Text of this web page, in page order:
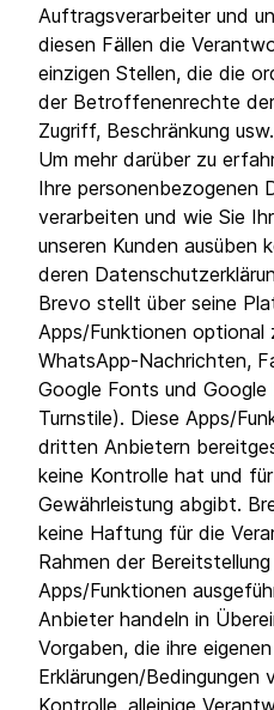
Auftragsverarbeiter und
diesen Fällen die
einzigen Stellen, die die
der Betroffenenrechte
Zugriff, Beschränkung
Um mehr darüber zu
Ihre personenbezogenen
verarbeiten und wie Sie
unseren Kunden ausüben
deren
Brevo stellt über seine
Apps/Funktionen optional
WhatsApp-Nachrichten,
Google Fonts und Google
Turnstile). Diese Apps/
dritten Anbietern
keine Kontrolle hat und
Gewährleistung abgibt.
keine Haftung für die
Rahmen der
Apps/Funktionen
Anbieter handeln in
Vorgaben, die ihre eigenen
Erklärungen/Bedingungen
Kontrolle, alleinige